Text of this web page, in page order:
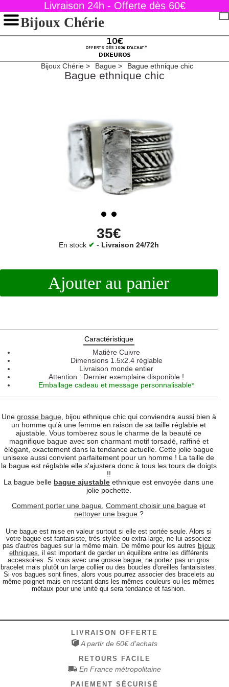
Bijoux Chérie
Livraison 24h - Offerte dès 60€
Bijoux Chérie Bague Bague ethnique chic
Bague ethnique chic
35€
En stock ✔ - Livraison 24/72h
Une grosse bague, bijou ethnique chic qui conviendra aussi bien à
un homme qu'à une femme en raison de sa taille réglable et
ajustable. Vous tomberez sous le charme de la beauté ce
magnifique bague avec son charmant motif torsadé, raffiné et
élégant, exactement dans la tendance actuelle. Cette jolie bague
unisexe aussi convient parfaitement pour un homme ! La taille de
la bague est réglable elle s'ajustera donc à tous les tours de doigts
!!
La bague belle bague ajustable ethnique est envoyée dans une
jolie pochette.
Ajouter au panier
Caractéristique
Matière Cuivre
Dimensions1.5x2.4 réglable
Livraison monde entier
Attention : Dernier exemplaire disponible !
Emballage cadeau et message personnalisable*
Comment porter une bague ,Comment choisir une bague et
nettoyer une bague?
Une bague est mise en valeur surtout si elle est portée seule. Alors si
votre bague est fantaisiste, très stylée ou extra-large, ne lui associez
pas d'autres bagues sur la même main. De même pour les autres bijoux
ethniques, il est important de garder un équilibre entre les différents
accessoires. Si vous avec une grosse bague, ne portez pas un gros
bracelet mais plutôt un large collier ou des boucles d'oreilles fantaisistes.
Si vos bagues sont fines, alors vous pourrez associer des bracelets au
même poignet mais en restant dans les mêmes couleurs ou les mêmes
métaux pour une unité qui sera tendance et fashion.
LIVRAISON OFFERTE
A partir de 60€ d'achats
RETOURS FACILE
En France métropolitaine
PAIEMENT SÉCURISÉ